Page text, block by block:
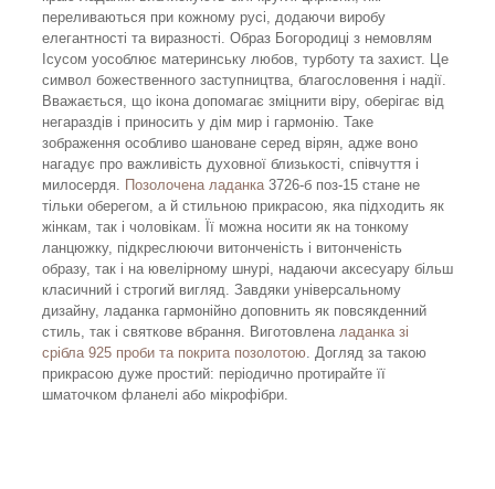
переливаються при кожному русі, додаючи виробу
елегантності та виразності. Образ Богородиці з немовлям
Ісусом уособлює материнську любов, турботу та захист. Це
символ божественного заступництва, благословення і надії.
Вважається, що ікона допомагає зміцнити віру, оберігає від
негараздів і приносить у дім мир і гармонію. Таке
зображення особливо шановане серед вірян, адже воно
нагадує про важливість духовної близькості, співчуття і
милосердя. Позолочена ладанка3726-б поз-15 стане не
тільки оберегом, а й стильною прикрасою, яка підходить як
жінкам, так і чоловікам. Її можна носити як на тонкому
ланцюжку, підкреслюючи витонченість і витонченість
образу, так і на ювелірному шнурі, надаючи аксесуару більш
класичний і строгий вигляд. Завдяки універсальному
дизайну, ладанка гармонійно доповнить як повсякденний
стиль, так і святкове вбрання. Виготовлена ладанка зі
срібла 925 проби та покрита позолотою. Догляд за такою
прикрасою дуже простий: періодично протирайте її
шматочком фланелі або мікрофібри.